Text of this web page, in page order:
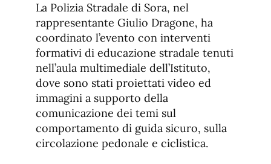
La Polizia Stradale di Sora, nel
rappresentante Giulio Dragone, ha
coordinato l’evento con interventi
formativi di educazione stradale tenuti
nell’aula multimediale dell’Istituto,
dove sono stati proiettati video ed
immagini a supporto della
comunicazione dei temi sul
comportamento di guida sicuro, sulla
circolazione pedonale e ciclistica.